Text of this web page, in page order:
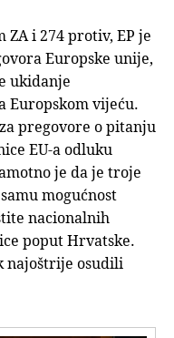
ZA i 274 protiv, EP je
Europske unije,
ukidanje
Europskom vijeću.
pregovore o pitanju
EU-a odluku
je da je troje
mogućnost
nacionalnih
poput Hrvatske.
najoštrije osudili